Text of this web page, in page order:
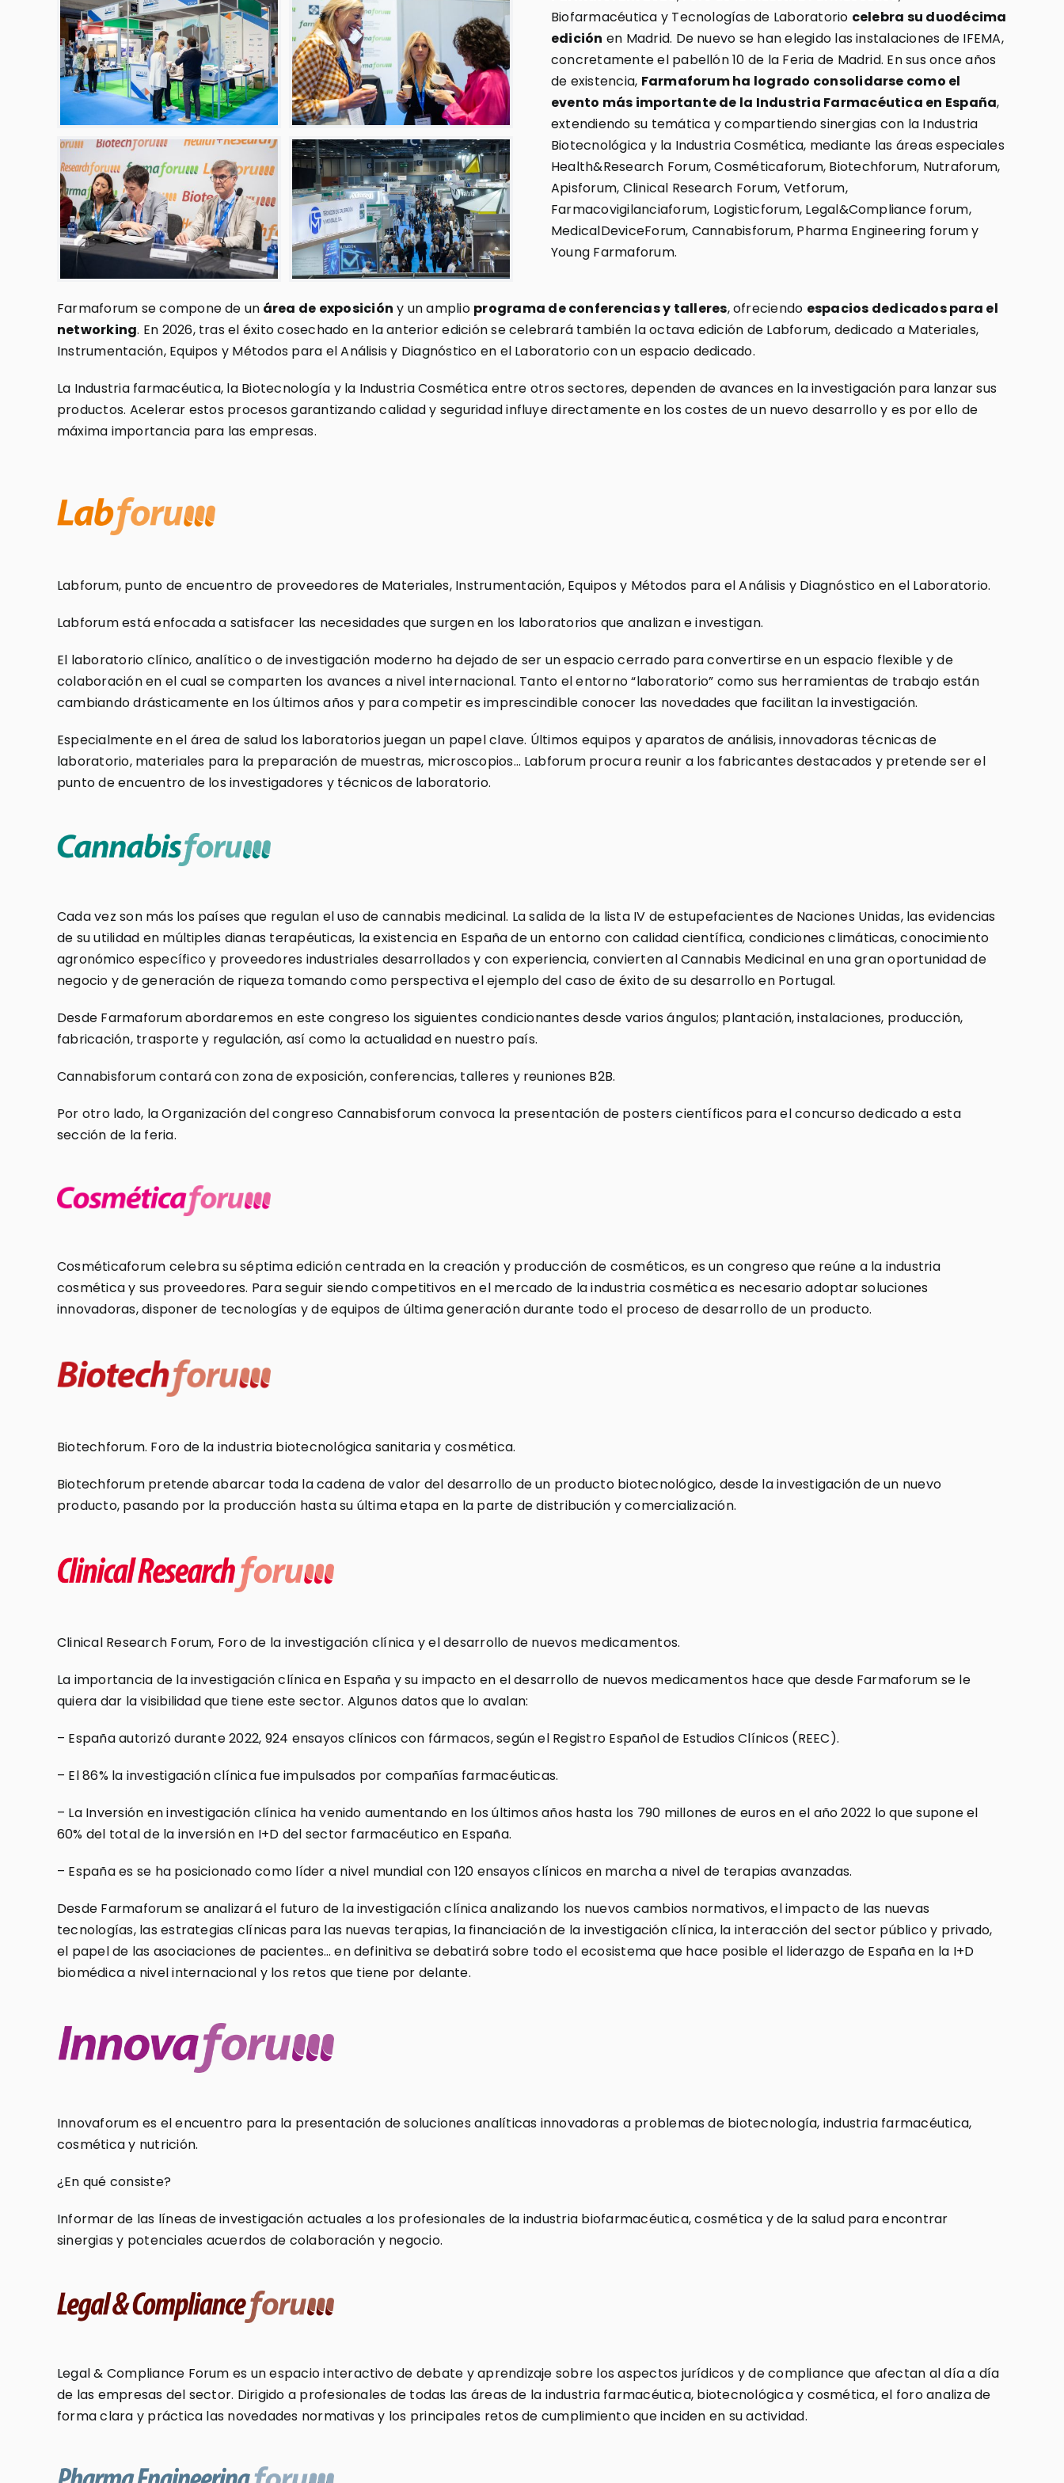
Biofarmacéutica y Tecnologías de Laboratorio celebra su duodécima
edición en Madrid. De nuevo se han elegido las instalaciones de IFEMA,
concretamente el pabellón 10 de la Feria de Madrid. En sus once años
de existencia, Farmaforum ha logrado consolidarse como el
evento más importante de la Industria Farmacéutica en España,
extendiendo su temática y compartiendo sinergias con la Industria
Biotecnológica y la Industria Cosmética, mediante las áreas especiales
Health&Research Forum, Cosméticaforum, Biotechforum, Nutraforum,
Apisforum, Clinical Research Forum, Vetforum,
Farmacovigilanciaforum, Logisticforum, Legal&Compliance forum,
MedicalDeviceForum, Cannabisforum, Pharma Engineering forum y
Young Farmaforum.
Farmaforum se compone de un área de exposición y un amplio programa de conferencias y talleres, ofreciendo espacios dedicados para el
networking. En 2026, tras el éxito cosechado en la anterior edición se celebrará también la octava edición de Labforum, dedicado a Materiales,
Instrumentación, Equipos y Métodos para el Análisis y Diagnóstico en el Laboratorio con un espacio dedicado.
La Industria farmacéutica, la Biotecnología y la Industria Cosmética entre otros sectores, dependen de avances en la investigación para lanzar sus
productos. Acelerar estos procesos garantizando calidad y seguridad influye directamente en los costes de un nuevo desarrollo y es por ello de
máxima importancia para las empresas.
Labforum, punto de encuentro de proveedores de Materiales, Instrumentación, Equipos y Métodos para el Análisis y Diagnóstico en el Laboratorio.
Labforum está enfocada a satisfacer las necesidades que surgen en los laboratorios que analizan e investigan.
El laboratorio clínico, analítico o de investigación moderno ha dejado de ser un espacio cerrado para convertirse en un espacio flexible y de
colaboración en el cual se comparten los avances a nivel internacional. Tanto el entorno “laboratorio” como sus herramientas de trabajo están
cambiando drásticamente en los últimos años y para competir es imprescindible conocer las novedades que facilitan la investigación.
Especialmente en el área de salud los laboratorios juegan un papel clave. Últimos equipos y aparatos de análisis, innovadoras técnicas de
laboratorio, materiales para la preparación de muestras, microscopios… Labforum procura reunir a los fabricantes destacados y pretende ser el
punto de encuentro de los investigadores y técnicos de laboratorio.
Cada vez son más los países que regulan el uso de cannabis medicinal. La salida de la lista IV de estupefacientes de Naciones Unidas, las evidencias
de su utilidad en múltiples dianas terapéuticas, la existencia en España de un entorno con calidad científica, condiciones climáticas, conocimiento
agronómico específico y proveedores industriales desarrollados y con experiencia, convierten al Cannabis Medicinal en una gran oportunidad de
negocio y de generación de riqueza tomando como perspectiva el ejemplo del caso de éxito de su desarrollo en Portugal.
Desde Farmaforum abordaremos en este congreso los siguientes condicionantes desde varios ángulos; plantación, instalaciones, producción,
fabricación, trasporte y regulación, así como la actualidad en nuestro país.
Cannabisforum contará con zona de exposición, conferencias, talleres y reuniones B2B.
Por otro lado, la Organización del congreso Cannabisforum convoca la presentación de posters científicos para el concurso dedicado a esta
sección de la feria.
Cosméticaforum celebra su séptima edición centrada en la creación y producción de cosméticos, es un congreso que reúne a la industria
cosmética y sus proveedores. Para seguir siendo competitivos en el mercado de la industria cosmética es necesario adoptar soluciones
innovadoras, disponer de tecnologías y de equipos de última generación durante todo el proceso de desarrollo de un producto.
Biotechforum. Foro de la industria biotecnológica sanitaria y cosmética.
Biotechforum pretende abarcar toda la cadena de valor del desarrollo de un producto biotecnológico, desde la investigación de un nuevo
producto, pasando por la producción hasta su última etapa en la parte de distribución y comercialización.
Clinical Research Forum, Foro de la investigación clínica y el desarrollo de nuevos medicamentos.
La importancia de la investigación clínica en España y su impacto en el desarrollo de nuevos medicamentos hace que desde Farmaforum se le
quiera dar la visibilidad que tiene este sector. Algunos datos que lo avalan:
– España autorizó durante 2022, 924 ensayos clínicos con fármacos, según el Registro Español de Estudios Clínicos (REEC).
– El 86% la investigación clínica fue impulsados por compañías farmacéuticas.
– La Inversión en investigación clínica ha venido aumentando en los últimos años hasta los 790 millones de euros en el año 2022 lo que supone el
60% del total de la inversión en I+D del sector farmacéutico en España.
– España es se ha posicionado como líder a nivel mundial con 120 ensayos clínicos en marcha a nivel de terapias avanzadas.
Desde Farmaforum se analizará el futuro de la investigación clínica analizando los nuevos cambios normativos, el impacto de las nuevas
tecnologías, las estrategias clínicas para las nuevas terapias, la financiación de la investigación clínica, la interacción del sector público y privado,
el papel de las asociaciones de pacientes… en definitiva se debatirá sobre todo el ecosistema que hace posible el liderazgo de España en la I+D
biomédica a nivel internacional y los retos que tiene por delante.
Innovaforum es el encuentro para la presentación de soluciones analíticas innovadoras a problemas de biotecnología, industria farmacéutica,
cosmética y nutrición.
¿En qué consiste?
Informar de las líneas de investigación actuales a los profesionales de la industria biofarmacéutica, cosmética y de la salud para encontrar
sinergias y potenciales acuerdos de colaboración y negocio.
Legal & Compliance Forum es un espacio interactivo de debate y aprendizaje sobre los aspectos jurídicos y de compliance que afectan al día a día
de las empresas del sector. Dirigido a profesionales de todas las áreas de la industria farmacéutica, biotecnológica y cosmética, el foro analiza de
forma clara y práctica las novedades normativas y los principales retos de cumplimiento que inciden en su actividad.